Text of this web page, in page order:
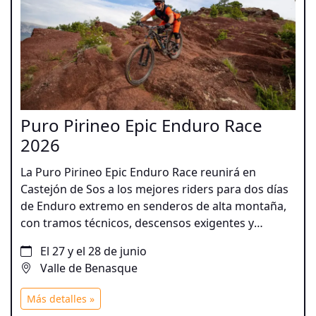
Puro Pirineo Epic Enduro Race
2026
La Puro Pirineo Epic Enduro Race reunirá en
Castejón de Sos a los mejores riders para dos días
de Enduro extremo en senderos de alta montaña,
con tramos técnicos, descensos exigentes y
una experiencia total en el corazón del Valle de
Benasque, combinando adrenalina, comunidad
biker y entorno natural único.
El 27 y el 28 de junio
Valle de Benasque
Más detalles »